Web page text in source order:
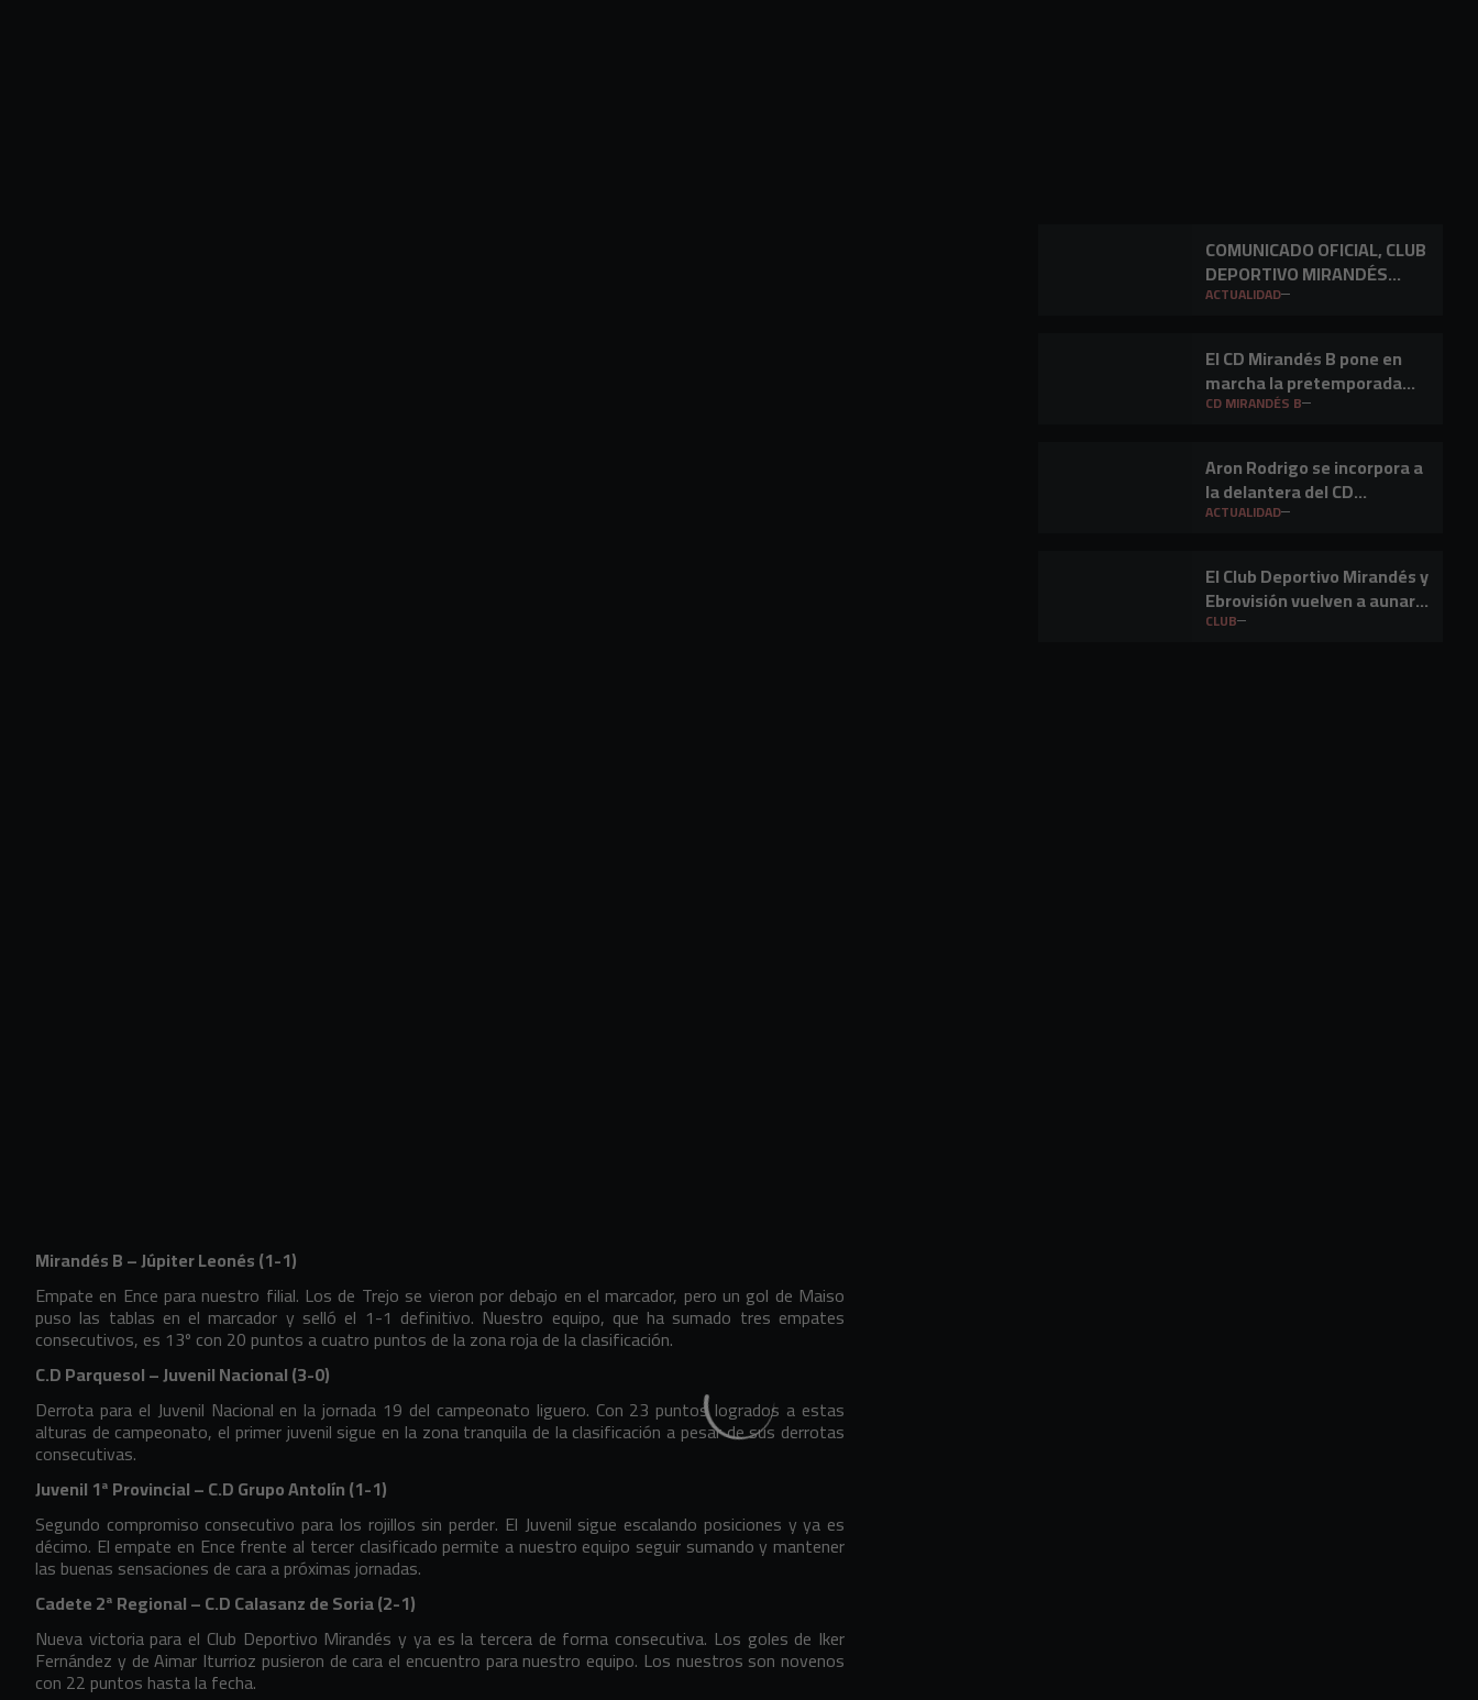
Mirandés B – Júpiter Leonés (1-1)
Empate en Ence para nuestro filial. Los de Trejo se vieron por debajo en el marcador, pero un gol de Maiso
puso las tablas en el marcador y selló el 1-1 definitivo. Nuestro equipo, que ha sumado tres empates
consecutivos, es 13º con 20 puntos a cuatro puntos de la zona roja de la clasificación.
C.D Parquesol – Juvenil Nacional (3-0)
Derrota para el Juvenil Nacional en la jornada 19 del campeonato liguero. Con 23 puntos logrados a estas
alturas de campeonato, el primer juvenil sigue en la zona tranquila de la clasificación a pesar de sus derrotas
consecutivas.
Juvenil 1ª Provincial – C.D Grupo Antolín (1-1)
Segundo compromiso consecutivo para los rojillos sin perder. El Juvenil sigue escalando posiciones y ya es
décimo. El empate en Ence frente al tercer clasificado permite a nuestro equipo seguir sumando y mantener
las buenas sensaciones de cara a próximas jornadas.
Cadete 2ª Regional – C.D Calasanz de Soria (2-1)
Nueva victoria para el Club Deportivo Mirandés y ya es la tercera de forma consecutiva. Los goles de Iker
Fernández y de Aimar Iturrioz pusieron de cara el encuentro para nuestro equipo. Los nuestros son novenos
con 22 puntos hasta la fecha.
COMUNICADO OFICIAL, CLUB
DEPORTIVO MIRANDÉS
S.A.D.
ACTUALIDAD
El CD Mirandés B pone en
marcha la pretemporada
2026/27
CD MIRANDÉS B
Aron Rodrigo se incorpora a
la delantera del CD
Mirandés
ACTUALIDAD
El Club Deportivo Mirandés y
Ebrovisión vuelven a aunar
fútbol y música en Miranda
CLUB